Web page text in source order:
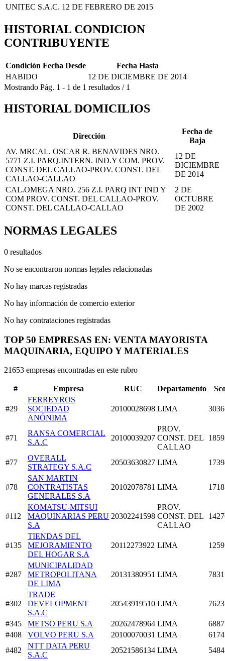
UNITEC S.A.C. 12 DE FEBRERO DE 2015
HISTORIAL CONDICION
CONTRIBUYENTE
Condición Fecha Desde
Fecha Hasta
HABIDO
12 DE DICIEMBRE DE 2014
Mostrando Pág. 1 - 1 de 1 resultados / 1
HISTORIAL DOMICILIOS
Dirección
Fecha de
Baja
AV. MRCAL. OSCAR R. BENAVIDES NRO.
5771 Z.I. PARQ.INTERN. IND.Y COM. PROV.
CONST. DEL CALLAO-PROV. CONST. DEL
CALLAO-CALLAO
12 DE
DICIEMBRE
DE 2014
CAL.OMEGA NRO. 256 Z.I. PARQ INT IND Y
COM PROV. CONST. DEL CALLAO-PROV.
CONST. DEL CALLAO-CALLAO
2 DE
OCTUBRE
DE 2002
NORMAS LEGALES
0 resultados
No se encontraron normas legales relacionadas
No hay marcas registradas
No hay información de comercio exterior
No hay contrataciones registradas
TOP 50 EMPRESAS EN: VENTA MAYORISTA
MAQUINARIA, EQUIPO Y MATERIALES
21653 empresas encontradas en este rubro
# Empresa RUC Departamento
#29
FERREYROS
SOCIEDAD
ANÓNIMA
20100028698 LIMA
#71
RANSA COMERCIAL
S.A.C
20100039207
PROV.
CONST. DEL
CALLAO
#77
OVERALL
STRATEGY S.A.C
20503630827 LIMA
#78
SAN MARTIN
CONTRATISTAS
GENERALES S.A
20102078781 LIMA
#112
KOMATSU-MITSUI
MAQUINARIAS PERU
S.A
20302241598
PROV.
CONST. DEL
CALLAO
#135
TIENDAS DEL
MEJORAMIENTO
DEL HOGAR S.A
20112273922 LIMA
#287
MUNICIPALIDAD
METROPOLITANA
DE LIMA
20131380951 LIMA
#302
TRADE
DEVELOPMENT
S.A.C
20543919510 LIMA
#345 METSO PERU S.A 20262478964 LIMA
#408
VOLVO PERU S.A 20100070031 LIMA
#482
NTT DATA PERU
S.A.C
20521586134 LIMA